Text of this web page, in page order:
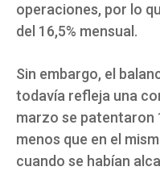
operaciones, por lo
del 16,5% mensual.
Sin embargo, el
todavía refleja una
marzo se patentaron
menos que en el
cuando se habían